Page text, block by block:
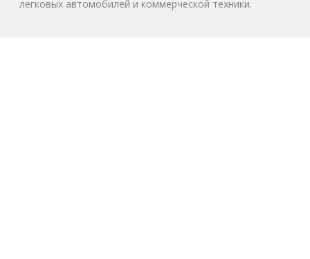
легковых автомобилей и коммерческой техники.